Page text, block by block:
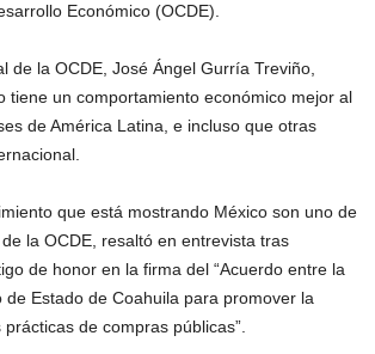
Económico (OCDE).
de la OCDE, José Ángel Gurría Treviño,
tiene un comportamiento económico mejor al
de América Latina, e incluso que otras
que está mostrando México son uno de
la OCDE, resaltó en entrevista tras
de honor en la firma del “Acuerdo entre la
de Estado de Coahuila para promover la
de compras públicas”.